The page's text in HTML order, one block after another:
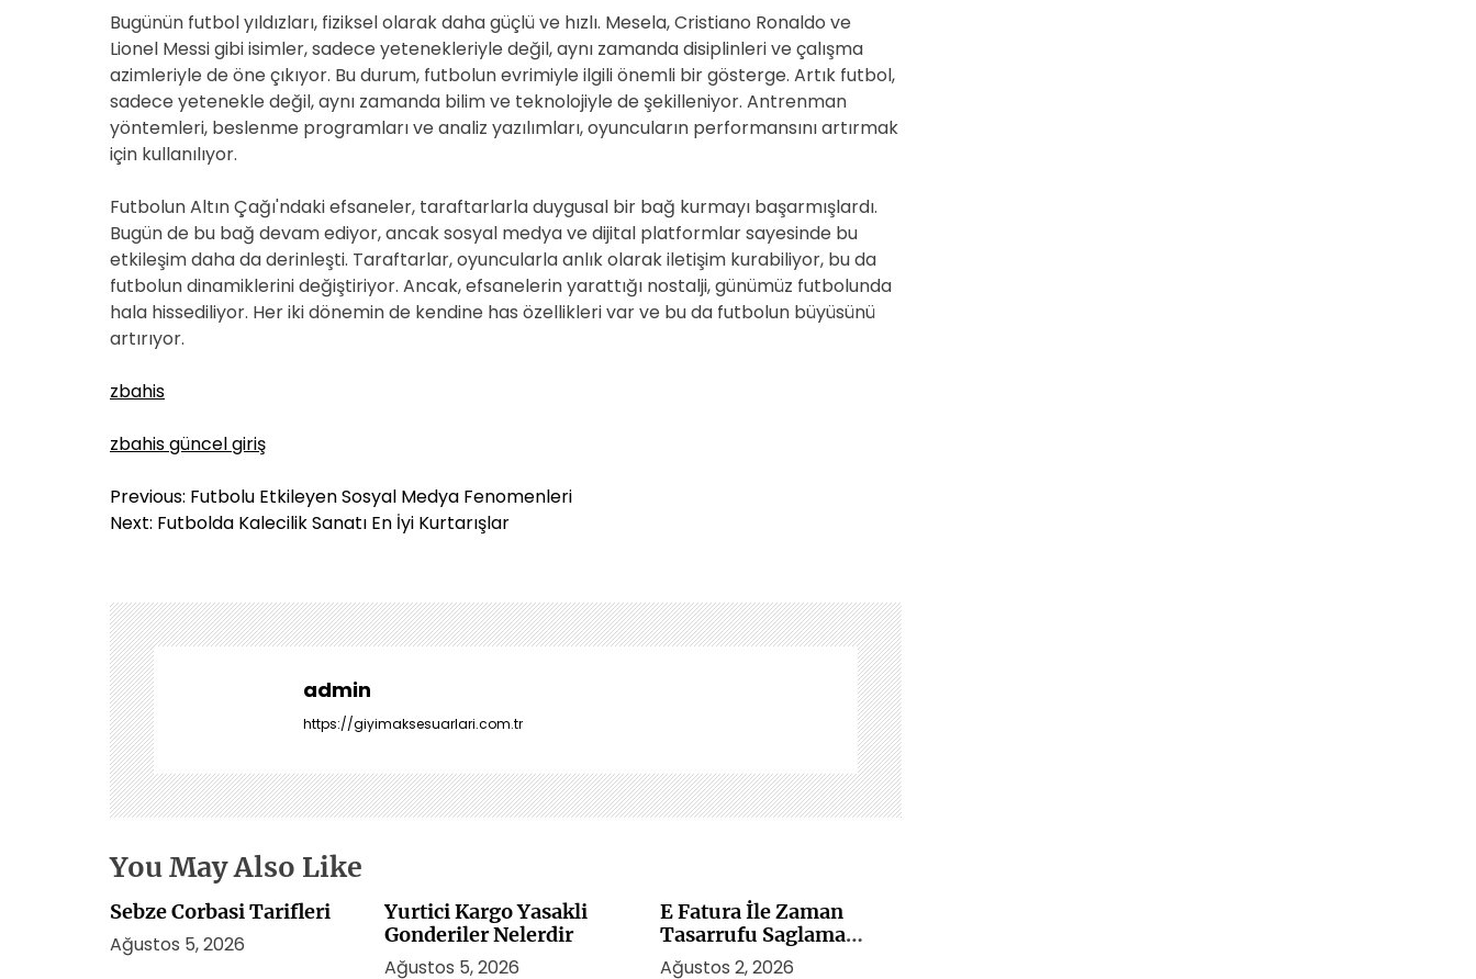
Bugünün futbol yıldızları, fiziksel olarak daha güçlü ve hızlı. Mesela, Cristiano Ronaldo ve
Lionel Messi gibi isimler, sadece yetenekleriyle değil, aynı zamanda disiplinleri ve çalışma
azimleriyle de öne çıkıyor. Bu durum, futbolun evrimiyle ilgili önemli bir gösterge. Artık futbol,
sadece yetenekle değil, aynı zamanda bilim ve teknolojiyle de şekilleniyor. Antrenman
yöntemleri, beslenme programları ve analiz yazılımları, oyuncuların performansını artırmak
için kullanılıyor.
Futbolun Altın Çağı'ndaki efsaneler, taraftarlarla duygusal bir bağ kurmayı başarmışlardı.
Bugün de bu bağ devam ediyor, ancak sosyal medya ve dijital platformlar sayesinde bu
etkileşim daha da derinleşti. Taraftarlar, oyuncularla anlık olarak iletişim kurabiliyor, bu da
futbolun dinamiklerini değiştiriyor. Ancak, efsanelerin yarattığı nostalji, günümüz futbolunda
hala hissediliyor. Her iki dönemin de kendine has özellikleri var ve bu da futbolun büyüsünü
artırıyor.
zbahis
zbahis güncel giriş
Y
a
g
e
z
i
n
m
e
s
i
Previous: Futbolu Etkileyen Sosyal Medya Fenomenleri
Next: Futbolda Kalecilik Sanatı En İyi Kurtarışlar
admin
https://giyimaksesuarlari.com.tr
You May Also Like
Sebze Corbasi Tarifleri
Ağustos 5, 2026
Yurtici Kargo Yasakli
Gonderiler Nelerdir
Ağustos 5, 2026
E Fatura İle Zaman
Tasarrufu Saglama
Yontemleri
Ağustos 2, 2026